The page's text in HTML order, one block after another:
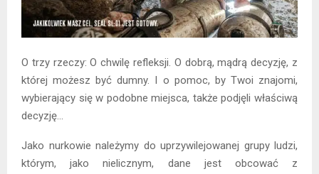
O trzy rzeczy: O chwilę refleksji. O dobrą, mądrą decyzję, z
której możesz być dumny. I o pomoc, by Twoi znajomi,
wybierający się w podobne miejsca, także podjęli właściwą
decyzję…
Jako nurkowie należymy do uprzywilejowanej grupy ludzi,
którym, jako nielicznym, dane jest obcować z